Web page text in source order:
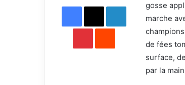
gosse
marche
de fées
surface,
par la
email
Facebook
X LinkedIn
PinterestReddit